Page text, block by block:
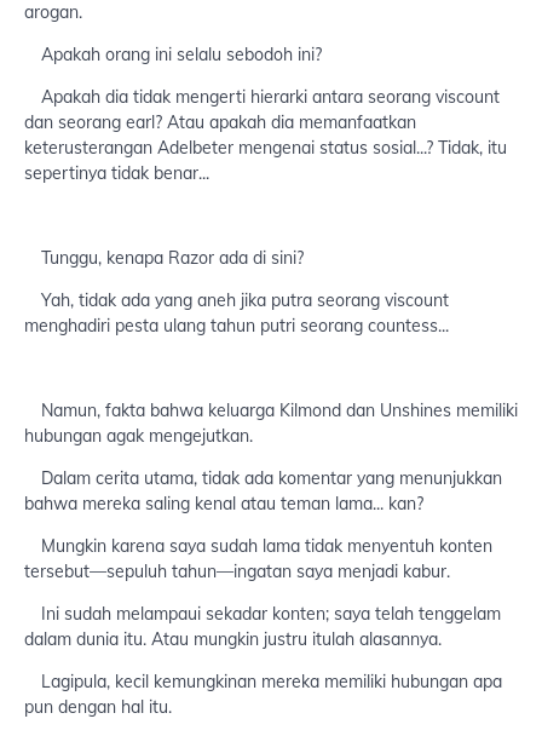
arogan.
Apakah orang ini selalu sebodoh ini?
Apakah dia tidak mengerti hierarki antara seorang viscount
dan seorang earl? Atau apakah dia memanfaatkan
keterusterangan Adelbeter mengenai status sosial...? Tidak, itu
sepertinya tidak benar...
Tunggu, kenapa Razor ada di sini?
Yah, tidak ada yang aneh jika putra seorang viscount
menghadiri pesta ulang tahun putri seorang countess...
Namun, fakta bahwa keluarga Kilmond dan Unshines memiliki
hubungan agak mengejutkan.
Dalam cerita utama, tidak ada komentar yang menunjukkan
bahwa mereka saling kenal atau teman lama... kan?
Mungkin karena saya sudah lama tidak menyentuh konten
tersebut—sepuluh tahun—ingatan saya menjadi kabur.
Ini sudah melampaui sekadar konten; saya telah tenggelam
dalam dunia itu. Atau mungkin justru itulah alasannya.
Lagipula, kecil kemungkinan mereka memiliki hubungan apa
pun dengan hal itu.